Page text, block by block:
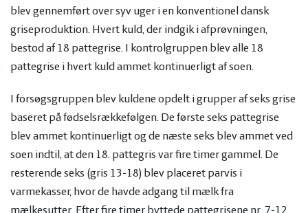
blev gennemført over syv uger i en konventionel dansk
griseproduktion. Hvert kuld, der indgik i afprøvningen,
bestod af 18 pattegrise. I kontrolgruppen blev alle 18
pattegrise i hvert kuld ammet kontinuerligt af soen.
I forsøgsgruppen blev kuldene opdelt i grupper af seks grise
baseret på fødselsrækkefølgen. De første seks pattegrise
blev ammet kontinuerligt og de næste seks blev ammet ved
soen indtil, at den 18. pattegris var fire timer gammel. De
resterende seks (gris 13-18) blev placeret parvis i
varmekasser, hvor de havde adgang til mælk fra